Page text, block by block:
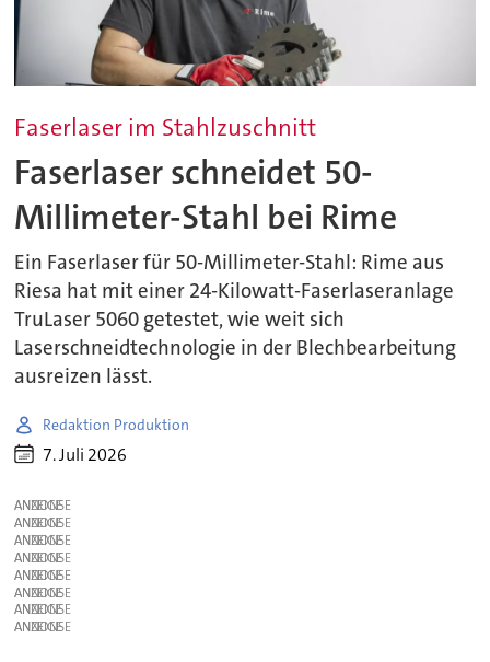
Faserlaser im Stahlzuschnitt
Faserlaser schneidet 50-
Millimeter-Stahl bei Rime
Ein Faserlaser für 50-Millimeter-Stahl: Rime aus
Riesa hat mit einer 24-Kilowatt-Faserlaseranlage
TruLaser 5060 getestet, wie weit sich
Laserschneidtechnologie in der Blechbearbeitung
ausreizen lässt.
Redaktion Produktion
7. Juli 2026
ANZEIGE
ANZEIGE
ANZEIGE
ANZEIGE
ANZEIGE
ANZEIGE
ANZEIGE
ANZEIGE